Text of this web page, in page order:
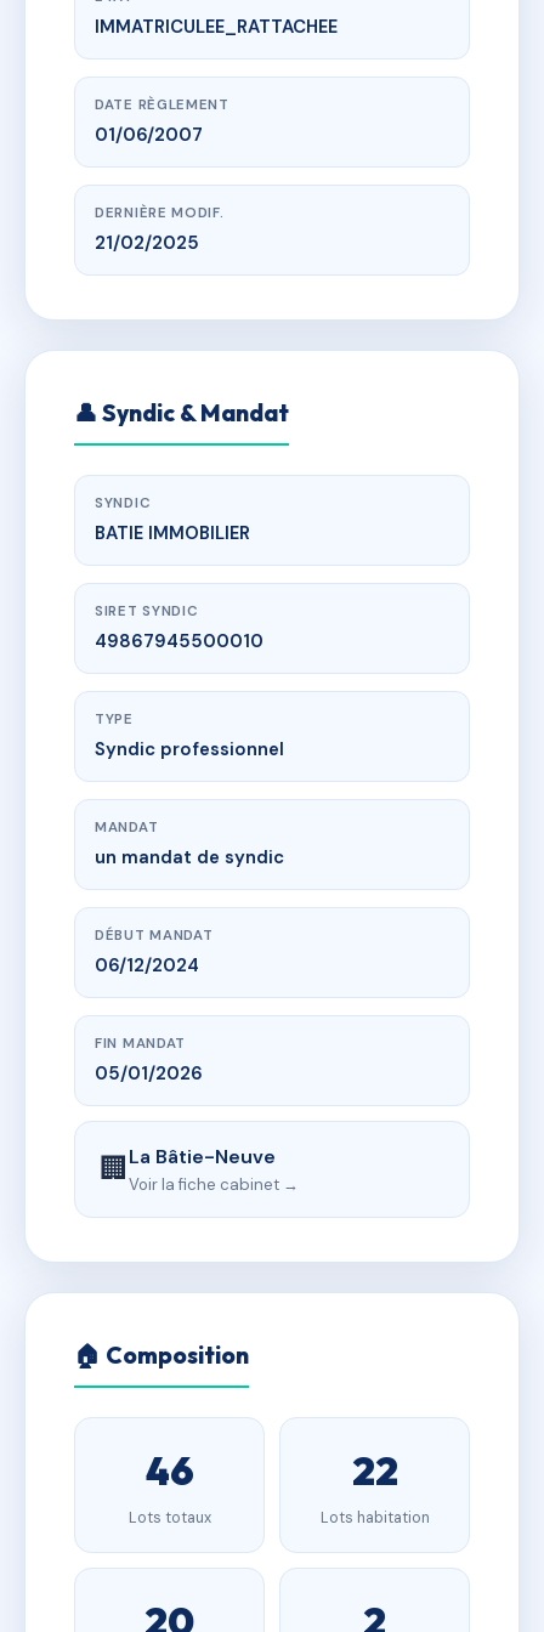
www.vme.plus/AF2523876
Le Champ des Oiseaux
Chemin du Moulin 05230 CHORGES
IMMATRICULEE_RATTACHEE
DATE RÈGLEMENT
01/06/2007
DERNIÈRE MODIF.
21/02/2025
👤 Syndic & Mandat
SYNDIC
BATIE IMMOBILIER
SIRET SYNDIC
49867945500010
TYPE
Syndic professionnel
MANDAT
un mandat de syndic
DÉBUT MANDAT
06/12/2024
FIN MANDAT
05/01/2026
🏢La Bâtie-Neuve
Voir la fiche cabinet →
🏠 Composition
46
Lots totaux
22
Lots habitation
20 2